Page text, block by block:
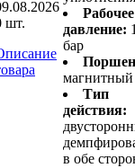
шт.
Рабочее
давление:
бар
магнитный
Тип
действия:
в обе